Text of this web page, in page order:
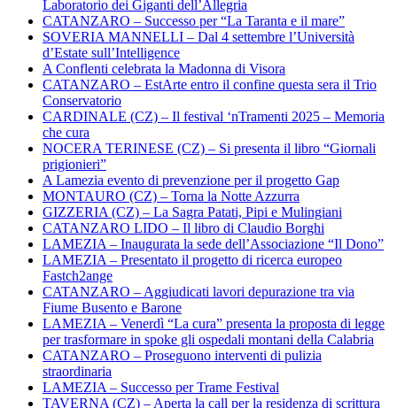
Laboratorio dei Giganti dell’Allegria
CATANZARO – Successo per “La Taranta e il mare”
SOVERIA MANNELLI – Dal 4 settembre l’Università
d’Estate sull’Intelligence
A Conflenti celebrata la Madonna di Visora
CATANZARO – EstArte entro il confine questa sera il Trio
Conservatorio
CARDINALE (CZ) – Il festival ‘nTramenti 2025 – Memoria
che cura
NOCERA TERINESE (CZ) – Si presenta il libro “Giornali
prigionieri”
A Lamezia evento di prevenzione per il progetto Gap
MONTAURO (CZ) – Torna la Notte Azzurra
GIZZERIA (CZ) – La Sagra Patati, Pipi e Mulingiani
CATANZARO LIDO – Il libro di Claudio Borghi
LAMEZIA – Inaugurata la sede dell’Associazione “Il Dono”
LAMEZIA – Presentato il progetto di ricerca europeo
Fastch2ange
CATANZARO – Aggiudicati lavori depurazione tra via
Fiume Busento e Barone
LAMEZIA – Venerdì “La cura” presenta la proposta di legge
per trasformare in spoke gli ospedali montani della Calabria
CATANZARO – Proseguono interventi di pulizia
straordinaria
LAMEZIA – Successo per Trame Festival
TAVERNA (CZ) – Aperta la call per la residenza di scrittura